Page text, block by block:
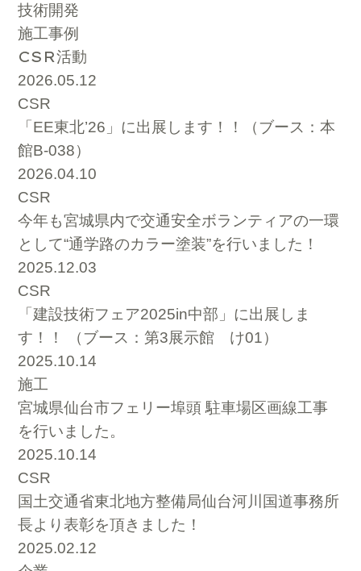
技術開発
施工事例
CSR活動
2026.05.12
CSR
「EE東北’26」に出展します！！（ブース：本
館B-038）
2026.04.10
CSR
今年も宮城県内で交通安全ボランティアの一環
として“通学路のカラー塗装”を行いました！
2025.12.03
CSR
「建設技術フェア2025in中部」に出展しま
す！！ （ブース：第3展示館 け01）
2025.10.14
施工
宮城県仙台市フェリー埠頭 駐車場区画線工事
を行いました。
2025.10.14
CSR
国土交通省東北地方整備局仙台河川国道事務所
長より表彰を頂きました！
2025.02.12